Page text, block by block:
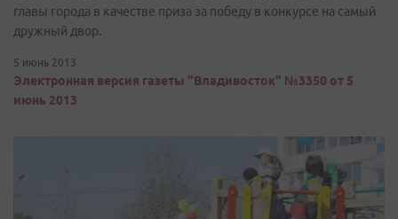
главы города в качестве приза за победу в конкурсе на самый
дружный двор.
5 июнь 2013
Электронная версия газеты "Владивосток" №3350 от 5
июнь 2013